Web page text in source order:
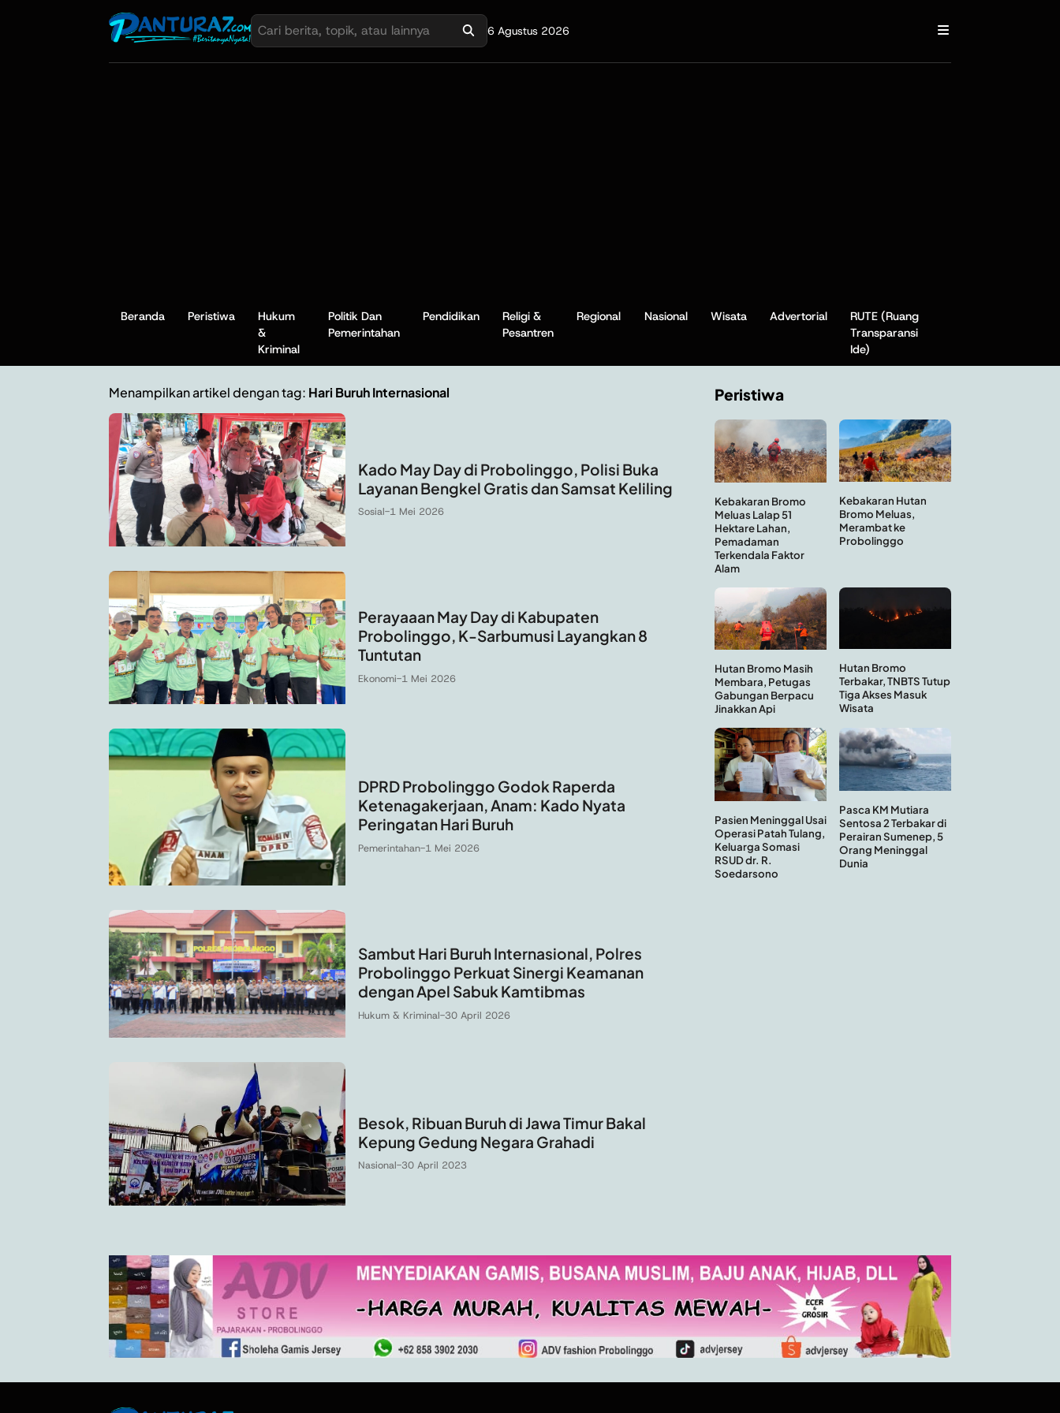
6 Agustus 2026
Beranda Peristiwa
Hukum
&
Kriminal
Politik Dan
Pemerintahan
Pendidikan
Religi &
Pesantren
Regional Nasional Wisata Advertorial
RUTE (Ruang
Transparansi
Ide)
Menampilkan artikel dengan tag: Hari Buruh Internasional
Kado May Day di Probolinggo, Polisi Buka
Layanan Bengkel Gratis dan Samsat Keliling
Sosial-1 Mei 2026
Perayaaan May Day di Kabupaten
Probolinggo, K-Sarbumusi Layangkan 8
Tuntutan
Ekonomi-1 Mei 2026
DPRD Probolinggo Godok Raperda
Ketenagakerjaan, Anam: Kado Nyata
Peringatan Hari Buruh
Pemerintahan-1 Mei 2026
Sambut Hari Buruh Internasional, Polres
Probolinggo Perkuat Sinergi Keamanan
dengan Apel Sabuk Kamtibmas
Hukum & Kriminal-30 April 2026
Besok, Ribuan Buruh di Jawa Timur Bakal
Kepung Gedung Negara Grahadi
Nasional-30 April 2023
Peristiwa
Kebakaran Bromo
Meluas Lalap 51
Hektare Lahan,
Pemadaman
Terkendala Faktor
Alam
Kebakaran Hutan
Bromo Meluas,
Merambat ke
Probolinggo
Hutan Bromo Masih
Membara, Petugas
Gabungan Berpacu
Jinakkan Api
Hutan Bromo
Terbakar, TNBTS Tutup
Tiga Akses Masuk
Wisata
Pasien Meninggal Usai
Operasi Patah Tulang,
Keluarga Somasi
RSUD dr. R.
Soedarsono
Pasca KM Mutiara
Sentosa 2 Terbakar di
Perairan Sumenep, 5
Orang Meninggal
Dunia